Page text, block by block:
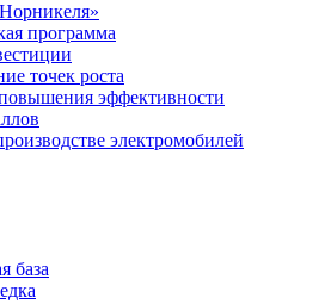
программа
точек роста
эффективности
электромобилей
база